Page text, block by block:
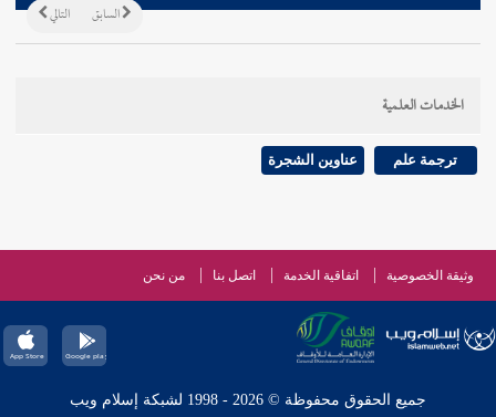
التالي السابق
الخدمات العلمية
ترجمة علم عناوين الشجرة
وثيقة الخصوصية اتفاقية الخدمة اتصل بنا من نحن
جميع الحقوق محفوظة © 2026 - 1998 لشبكة إسلام ويب